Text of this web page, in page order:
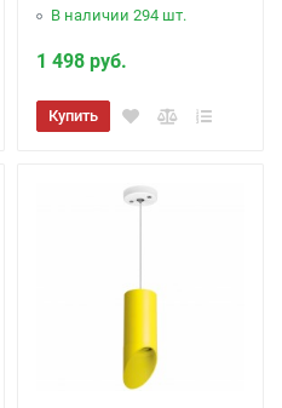
В наличии 294 шт.
1 498 руб.
Купить